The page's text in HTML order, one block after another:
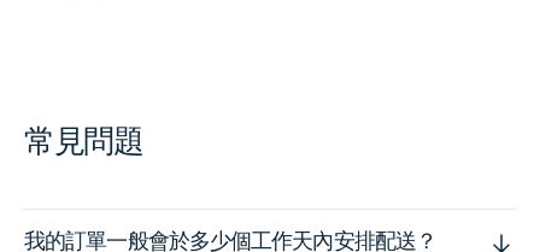
常見問題
我的訂單一般會於多少個工作天內安排配送？